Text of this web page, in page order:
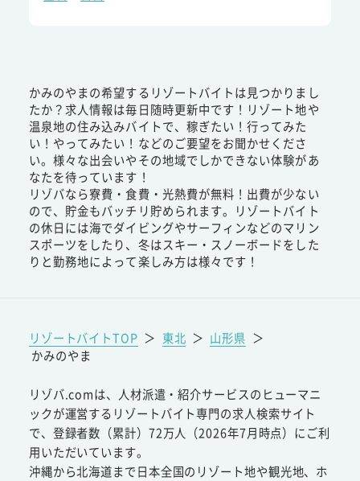
かみのやまの希望するリゾートバイトは見つかりまし
たか？求人情報は毎日随時更新中です！リゾート地や
温泉地の住み込みバイトで、稼ぎたい！行ってみた
い！やってみたい！などのご要望をお聞かせくださ
い。様々な出会いやその地域でしかできない体験があ
なたを待っています！
リゾバなら寮費・食費・光熱費が無料！出費が少ない
ので、貯金もバッチリ貯められます。リゾートバイト
の休日には海でダイビングやサーフィンなどのマリン
スポーツをしたり、冬はスキー・スノーボードをした
りと勤務地によって楽しみ方は様々です！
リゾートバイトTOP ＞ 東北 ＞ 山形県 ＞
かみのやま
リゾバ.comは、人材派遣・紹介サービスのヒューマニ
ックが運営するリゾートバイト専門の求人検索サイト
で、登録者数（累計）72万人（2026年7月時点）にご利
用いただいています。
沖縄から北海道まで日本全国のリゾート地や観光地、ホ